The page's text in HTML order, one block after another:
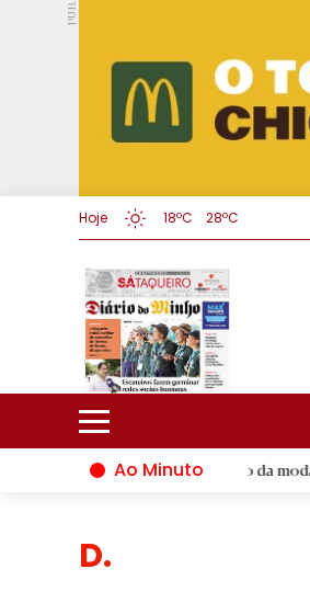
PUB.
Hoje 18ºC 28ºC
Ao Minuto
do mundo da moda D.
Desp